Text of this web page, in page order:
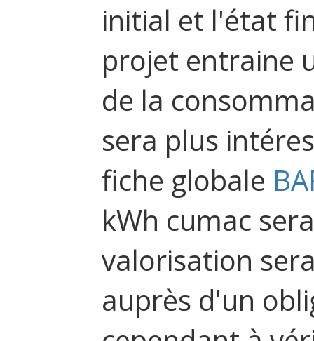
initial et l'état
projet entraine
de la
sera plus
fiche globale
kWh cumac
valorisation
auprès d'un